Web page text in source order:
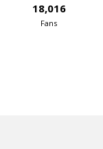
18,016
Fans